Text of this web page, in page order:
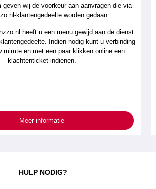
geven wij de voorkeur aan aanvragen die via
klantengedeelte worden gedaan.
heeft u een menu gewijd aan de dienst
Indien nodig kunt u verbinding
ruimte en met een paar klikken online een
klachtenticket indienen.
Meer informatie
HULP NODIG?